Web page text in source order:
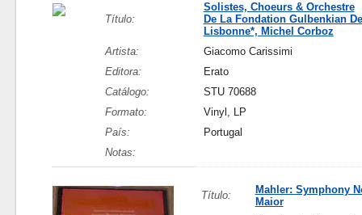
Título:
Solistes, Choeurs & Orchestre
De La Fondation Gulbenkian De
Lisbonne*, Michel Corboz
Artista:
Giacomo Carissimi
Editora:
Erato
Catálogo:
STU 70688
Formato:
Vinyl, LP
País:
Portugal
Notas:
Título:
Mahler: Symphony
Maior